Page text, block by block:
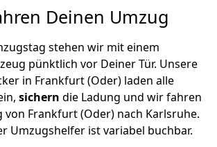
Deinen Umzug
stehen wir mit einem
pünktlich vor Deiner Tür. Unsere
in Frankfurt (Oder) laden alle
sichern die Ladung und wir fahren
von Frankfurt (Oder) nach Karlsruhe.
Umzugshelfer ist variabel buchbar.